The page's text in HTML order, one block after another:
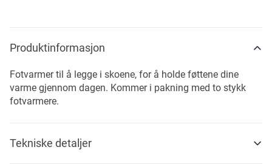
Produktinformasjon
Fotvarmer til å legge i skoene, for å holde føttene dine
varme gjennom dagen. Kommer i pakning med to stykk
fotvarmere.
Tekniske detaljer